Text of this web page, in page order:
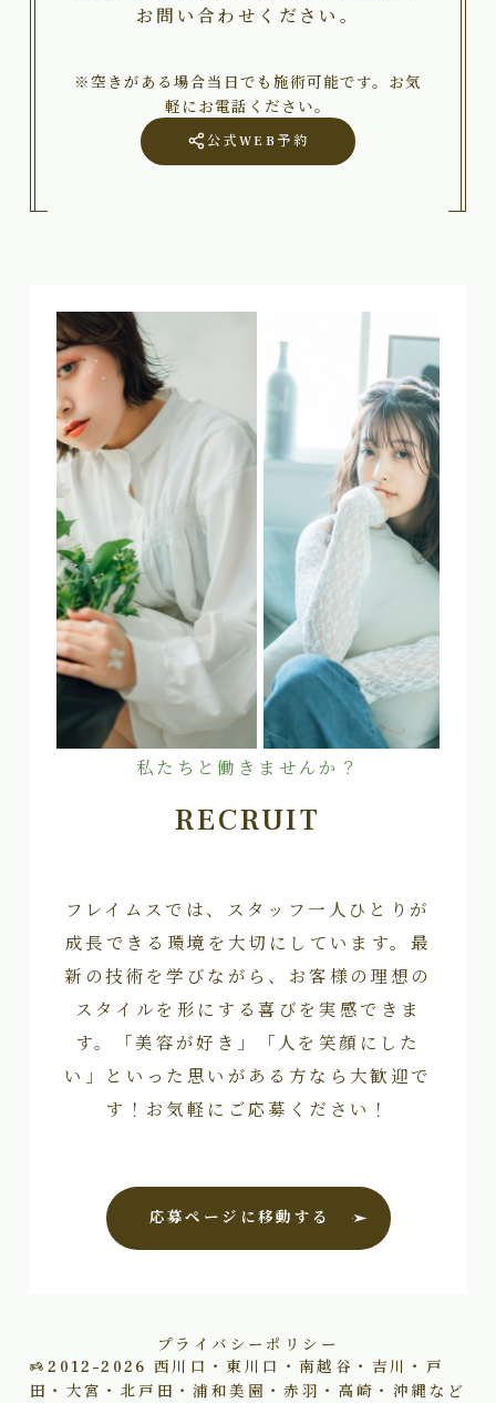
お問い合わせください。
※空きがある場合当日でも施術可能です。お気
軽にお電話ください。
公式WEB予約
私たちと働きませんか？
RECRUIT
フレイムスでは、スタッフ一人ひとりが
成長できる環境を大切にしています。最
新の技術を学びながら、お客様の理想の
スタイルを形にする喜びを実感できま
す。「美容が好き」「人を笑顔にした
い」といった思いがある方なら大歓迎で
す！お気軽にご応募ください！
応募ページに移動する
プライバシーポリシー
2012–2026 西川口・東川口・南越谷・吉川・戸
田・大宮・北戸田・浦和美園・赤羽・高崎・沖縄など